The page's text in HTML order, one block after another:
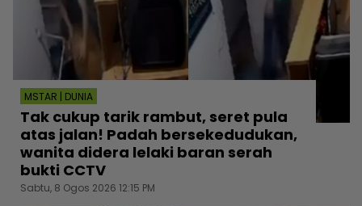
MSTAR | DUNIA
Tak cukup tarik rambut, seret pula
atas jalan! Padah bersekedudukan,
wanita didera lelaki baran serah
bukti CCTV
Sabtu, 8 Ogos 2026 12:15 PM